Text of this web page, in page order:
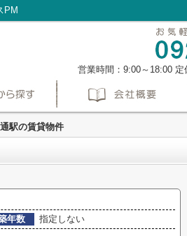
PM
営業時間：9:00～18:00
駅の賃貸物件
年数
指定しない